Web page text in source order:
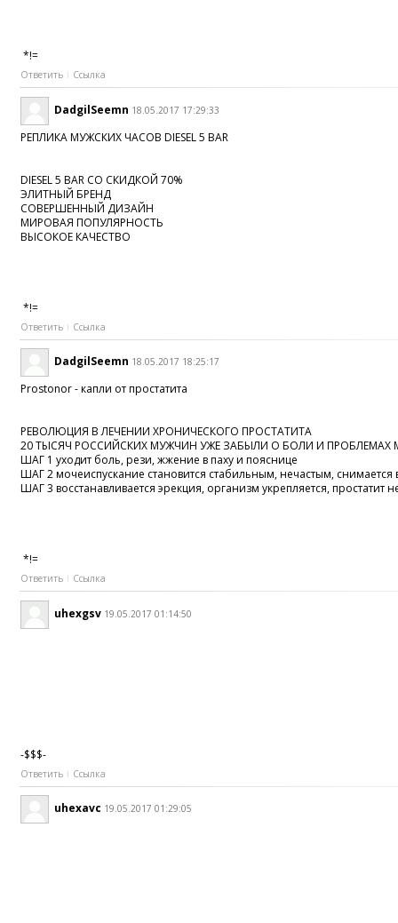
*!=
Ответить Ссылка
DadgilSeemn 18.05.2017 17:29:33
РЕПЛИКА МУЖСКИХ ЧАСОВ DIESEL 5 BAR
DIESEL 5 BAR СО СКИДКОЙ 70%
ЭЛИТНЫЙ БРЕНД
СОВЕРШЕННЫЙ ДИЗАЙН
МИРОВАЯ ПОПУЛЯРНОСТЬ
ВЫСОКОЕ КАЧЕСТВО
*!=
Ответить Ссылка
DadgilSeemn 18.05.2017 18:25:17
Prostonor - капли от простатита
РЕВОЛЮЦИЯ В ЛЕЧЕНИИ ХРОНИЧЕСКОГО ПРОСТАТИТА
20 ТЫСЯЧ РОССИЙСКИХ МУЖЧИН УЖЕ ЗАБЫЛИ О БОЛИ И ПРОБЛЕМАХ
ШАГ 1 уходит боль, рези, жжение в паху и пояснице
ШАГ 2 мочеиспускание становится стабильным, нечастым, снимается
ШАГ 3 восстанавливается эрекция, организм укрепляется, простатит
*!=
Ответить Ссылка
uhexgsv 19.05.2017 01:14:50
-$$$-
Ответить Ссылка
uhexavc 19.05.2017 01:29:05